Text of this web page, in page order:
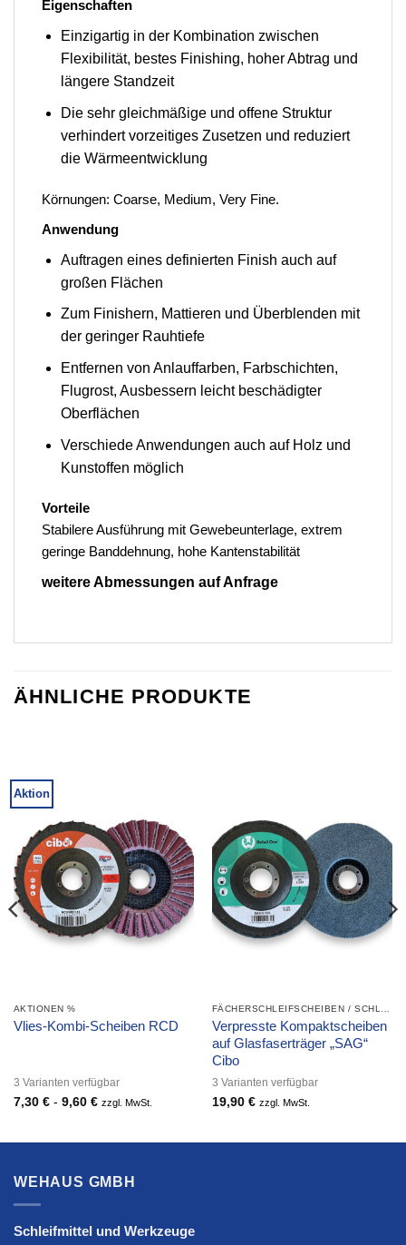
Eigenschaften
Einzigartig in der Kombination zwischen
Flexibilität, bestes Finishing, hoher Abtrag und
längere Standzeit
Die sehr gleichmäßige und offene Struktur
verhindert vorzeitiges Zusetzen und reduziert
die Wärmeentwicklung
Körnungen: Coarse, Medium, Very Fine.
Anwendung
Auftragen eines definierten Finish auch auf
großen Flächen
Zum Finishern, Mattieren und Überblenden mit
der geringer Rauhtiefe
Entfernen von Anlauffarben, Farbschichten,
Flugrost, Ausbessern leicht beschädigter
Oberflächen
Verschiede Anwendungen auch auf Holz und
Kunstoffen möglich
Vorteile
Stabilere Ausführung mit Gewebeunterlage, extrem
geringe Banddehnung, hohe Kantenstabilität
weitere Abmessungen auf Anfrage
ÄHNLICHE PRODUKTE
Aktion
AKTIONEN %
Vlies-Kombi-Scheiben RCD
3 Varianten verfügbar
7,30 €- 9,60 € zzgl. MwSt.
Verpresste Kompaktscheiben
auf Glasfaserträger „SAG“
Cibo
3 Varianten verfügbar
19,90 € zzgl. MwSt.
WEHAUS GMBH
Schleifmittel und Werkzeuge